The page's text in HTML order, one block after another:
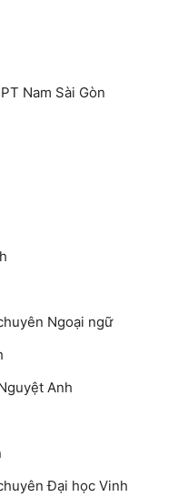
Nam Sài Gòn
Ngoại ngữ
Anh
Đại học Vinh